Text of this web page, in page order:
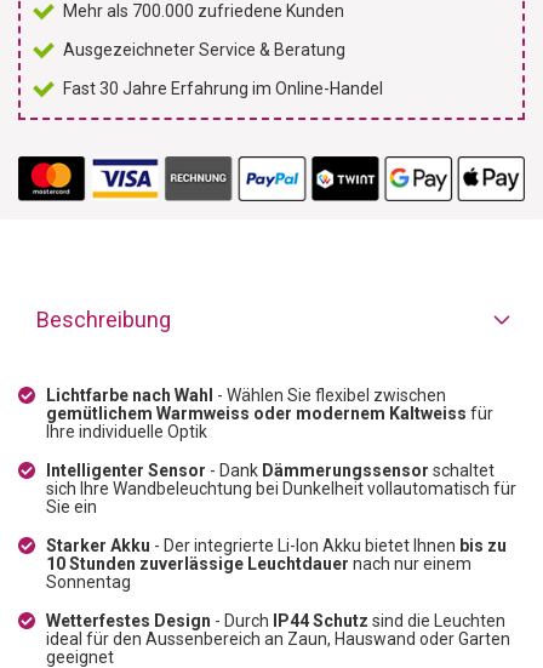
Mehr als 700.000 zufriedene Kunden
Ausgezeichneter Service & Beratung
Fast 30 Jahre Erfahrung im Online-Handel
Beschreibung
Lichtfarbe nach Wahl - Wählen Sie flexibel zwischen
gemütlichem Warmweiss oder modernem Kaltweiss für
Ihre individuelle Optik
Intelligenter Sensor - Dank Dämmerungssensor schaltet
sich Ihre Wandbeleuchtung bei Dunkelheit vollautomatisch für
Sie ein
Starker Akku - Der integrierte Li-Ion Akku bietet Ihnen bis zu
10 Stunden zuverlässige Leuchtdauer nach nur einem
Sonnentag
Wetterfestes Design - Durch IP44 Schutz sind die Leuchten
ideal für den Aussenbereich an Zaun, Hauswand oder Garten
geeignet